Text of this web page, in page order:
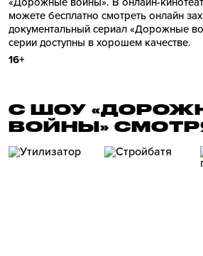
можете бесплатно смотреть онлайн
документальный сериал «Дорожные
серии доступны в хорошем качестве.
16+
С ШОУ
ВОЙНЫ»